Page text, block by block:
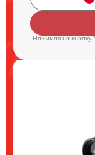
Нажимая на кнопку